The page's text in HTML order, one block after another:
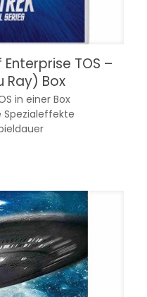
TOS –
Ray) Box
in einer Box
Spezialeffekte